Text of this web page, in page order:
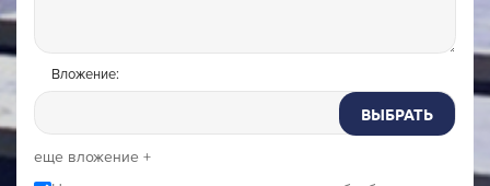
Вложение:
ВЫБРАТЬ
еще вложение +